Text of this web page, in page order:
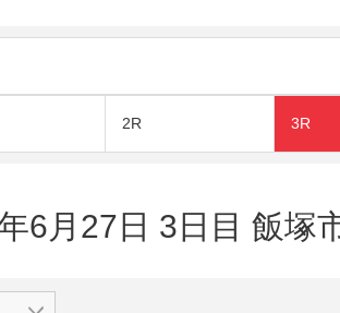
2R 3R
月27日 3日目 飯塚